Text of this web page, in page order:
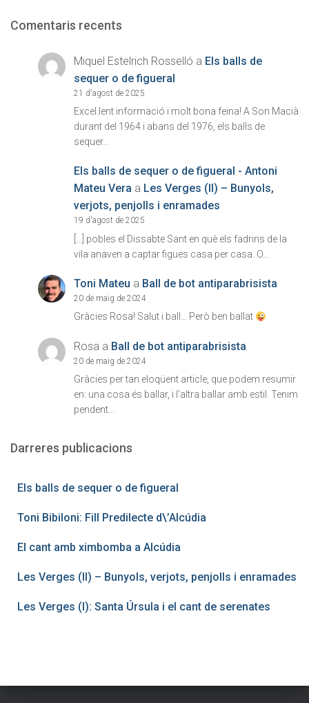
Comentaris recents
Miquel Estelrich Rosselló a Els balls de
sequer o de figueral
21 d'agost de 2025
Excel.lent informació i molt bona feina! A Son Macià
durant del 1964 i abans del 1976, els balls de
sequer…
Els balls de sequer o de figueral - Antoni
Mateu Vera a Les Verges (II) – Bunyols,
verjots, penjolls i enramades
19 d'agost de 2025
[…] pobles el Dissabte Sant en què els fadrins de la
vila anaven a captar figues casa per casa. O…
Toni Mateu a Ball de bot antiparabrisista
20 de maig de 2024
Gràcies Rosa! Salut i ball... Però ben ballat
Rosa a Ball de bot antiparabrisista
20 de maig de 2024
Gràcies per tan eloqüent article, que podem resumir
en: una cosa és ballar, i l'altra ballar amb estil. Tenim
pendent…
Darreres publicacions
Els balls de sequer o de figueral
Toni Bibiloni: Fill Predilecte d\’Alcúdia
El cant amb ximbomba a Alcúdia
Les Verges (II) – Bunyols, verjots, penjolls i enramades
Les Verges (I): Santa Úrsula i el cant de serenates